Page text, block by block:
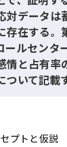
対データは
存在する。
ールセンタ
情と占有率
いて記載
プトと仮説